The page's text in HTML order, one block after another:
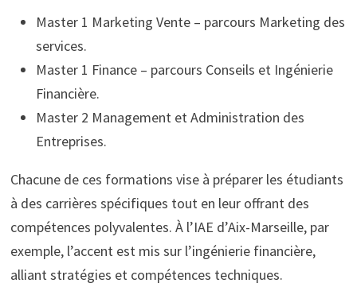
Master 1 Marketing Vente – parcours Marketing des
services.
Master 1 Finance – parcours Conseils et Ingénierie
Financière.
Master 2 Management et Administration des
Entreprises.
Chacune de ces formations vise à préparer les étudiants
à des carrières spécifiques tout en leur offrant des
compétences polyvalentes. À l’IAE d’Aix-Marseille, par
exemple, l’accent est mis sur l’ingénierie financière,
alliant stratégies et compétences techniques.